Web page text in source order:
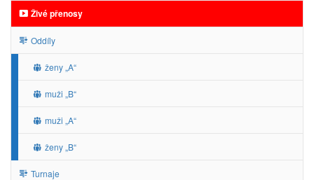
Živé přenosy
Oddíly
ženy „A“
muži „B“
muži „A“
ženy „B“
Turnaje